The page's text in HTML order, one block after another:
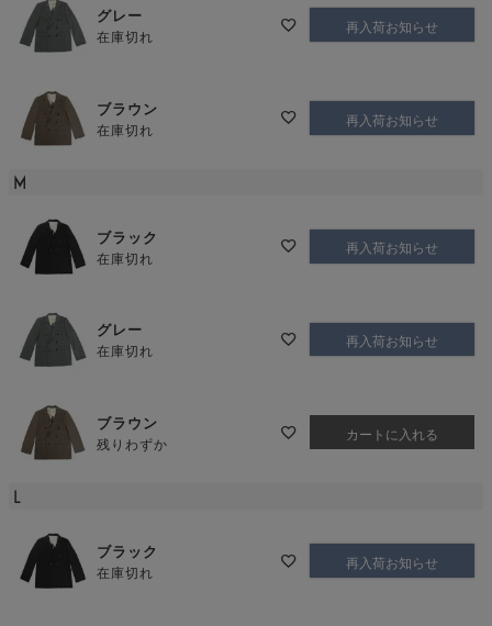
グレー
在庫切れ 再入荷お知らせ
ブラウン
在庫切れ 再入荷お知らせ
M
ブラック
在庫切れ 再入荷お知らせ
グレー
在庫切れ 再入荷お知らせ
ブラウン
残りわずか カートに入れる
L
ブラック
在庫切れ 再入荷お知らせ